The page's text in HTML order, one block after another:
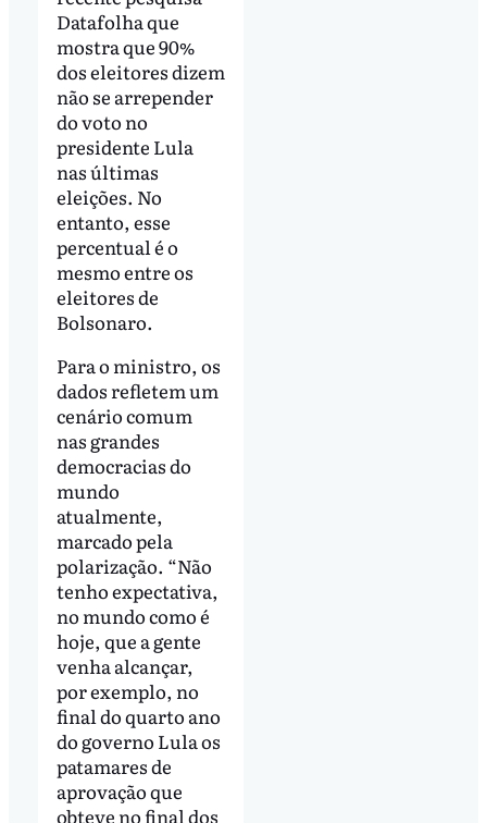
Datafolha que
mostra que 90%
dos eleitores dizem
não se arrepender
do voto no
presidente Lula
nas últimas
eleições. No
entanto, esse
percentual é o
mesmo entre os
eleitores de
Bolsonaro.
Para o ministro, os
dados refletem um
cenário comum
nas grandes
democracias do
mundo
atualmente,
marcado pela
polarização. “Não
tenho expectativa,
no mundo como é
hoje, que a gente
venha alcançar,
por exemplo, no
final do quarto ano
do governo Lula os
patamares de
aprovação que
obteve no final dos